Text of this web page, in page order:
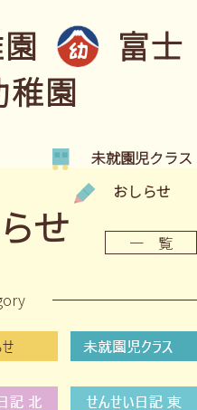
富士
稚園
未就園児クラス
おしらせ
せ 一 覧